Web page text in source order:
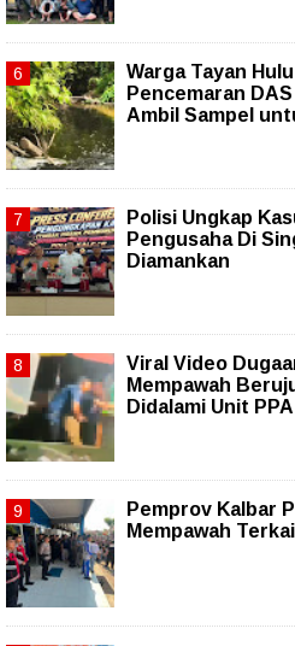
Warga Tayan
Pencemaran
Ambil Sampel
Polisi Ungkap
Pengusaha Di
Diamankan
Viral Video
Mempawah
Didalami Unit PPA
Pemprov Kalbar
Mempawah